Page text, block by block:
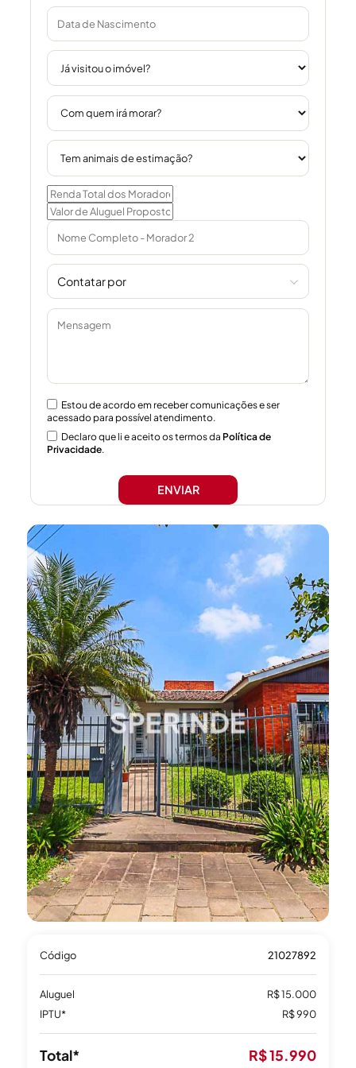
Contatar por
Estou de acordo em receber comunicações e ser
acessado para possível atendimento.
Declaro que li e aceito os termos da Política de
Privacidade.
Código 21027892
Aluguel
R$ 15.000
IPTU*
R$ 990
Total* R$ 15.990